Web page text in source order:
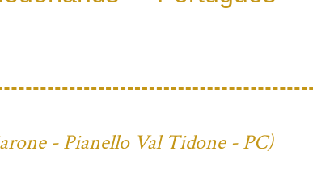
- Pianello Val Tidone - PC)